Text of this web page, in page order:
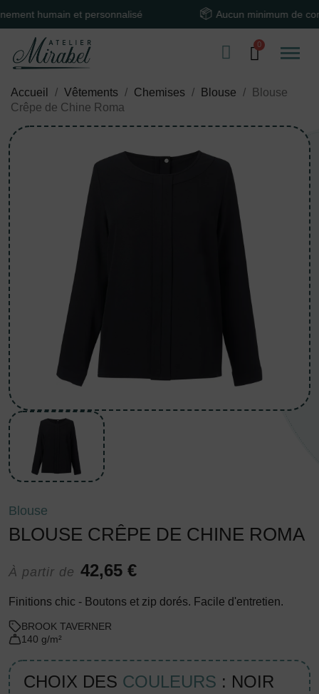
humain et personnalisé Aucun minimum de
Accueil Vêtements Chemises Blouse
Blouse
Crêpe de Chine Roma
Blouse
BLOUSE CRÊPE DE CHINE ROMA
À partir de 42,65 €
Finitions chic - Boutons et zip dorés. Facile d'entretien.
BROOK TAVERNER
140 g/m²
CHOIX DES COULEURS : NOIR